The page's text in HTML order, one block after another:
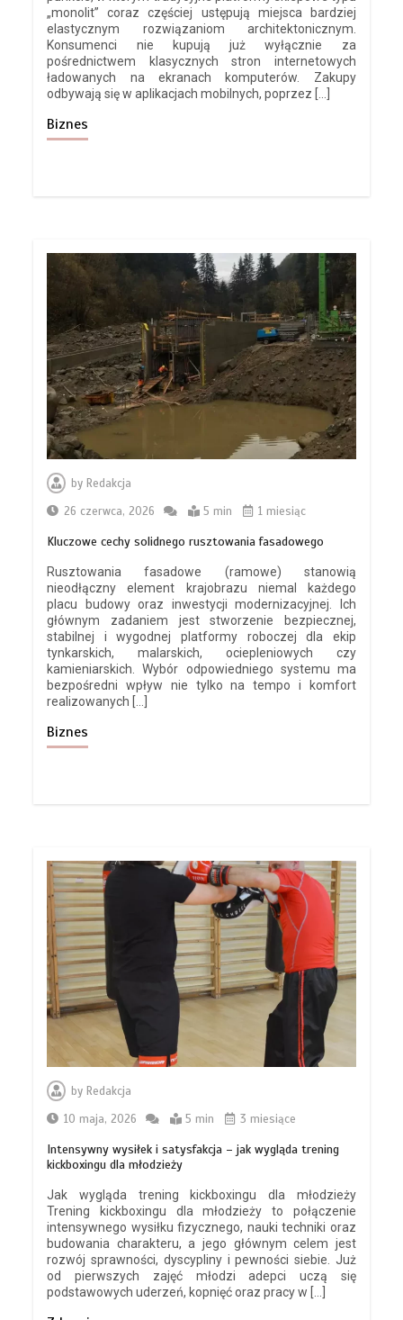
„monolit” coraz częściej ustępują miejsca bardziej
elastycznym rozwiązaniom architektonicznym.
Konsumenci nie kupują już wyłącznie za
pośrednictwem klasycznych stron internetowych
ładowanych na ekranach komputerów. Zakupy
odbywają się w aplikacjach mobilnych, poprzez […]
Biznes
byRedakcja
26 czerwca, 2026
5 min 1 miesiąc
Kluczowe cechy solidnego rusztowania fasadowego
Rusztowania fasadowe (ramowe) stanowią
nieodłączny element krajobrazu niemal każdego
placu budowy oraz inwestycji modernizacyjnej. Ich
głównym zadaniem jest stworzenie bezpiecznej,
stabilnej i wygodnej platformy roboczej dla ekip
tynkarskich, malarskich, ociepleniowych czy
kamieniarskich. Wybór odpowiedniego systemu ma
bezpośredni wpływ nie tylko na tempo i komfort
realizowanych […]
Biznes
byRedakcja
10 maja, 2026
5 min 3 miesiące
Intensywny wysiłek i satysfakcja – jak wygląda trening
kickboxingu dla młodzieży
Jak wygląda trening kickboxingu dla młodzieży
Trening kickboxingu dla młodzieży to połączenie
intensywnego wysiłku fizycznego, nauki techniki oraz
budowania charakteru, a jego głównym celem jest
rozwój sprawności, dyscypliny i pewności siebie. Już
od pierwszych zajęć młodzi adepci uczą się
podstawowych uderzeń, kopnięć oraz pracy w […]